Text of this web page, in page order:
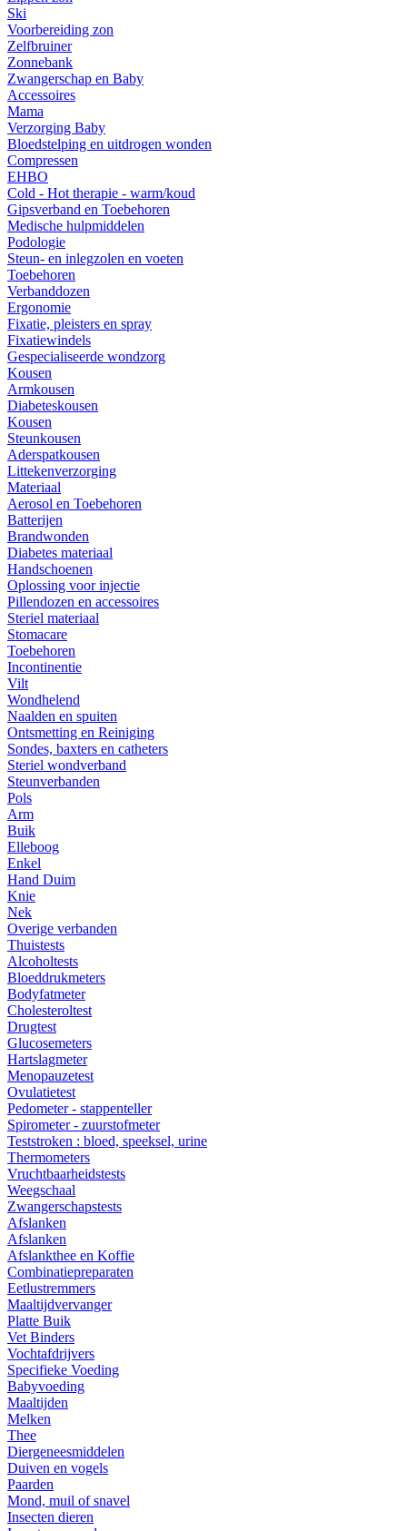
Ski
Voorbereiding zon
Zelfbruiner
Zonnebank
Zwangerschap en Baby
Accessoires
Mama
Verzorging Baby
Bloedstelping en uitdrogen wonden
Compressen
EHBO
Cold - Hot therapie - warm/koud
Gipsverband en Toebehoren
Medische hulpmiddelen
Podologie
Steun- en inlegzolen en voeten
Toebehoren
Verbanddozen
Ergonomie
Fixatie, pleisters en spray
Fixatiewindels
Gespecialiseerde wondzorg
Kousen
Armkousen
Diabeteskousen
Kousen
Steunkousen
Aderspatkousen
Littekenverzorging
Materiaal
Aerosol en Toebehoren
Batterijen
Brandwonden
Diabetes materiaal
Handschoenen
Oplossing voor injectie
Pillendozen en accessoires
Steriel materiaal
Stomacare
Toebehoren
Incontinentie
Vilt
Wondhelend
Naalden en spuiten
Ontsmetting en Reiniging
Sondes, baxters en catheters
Steriel wondverband
Steunverbanden
Pols
Arm
Buik
Elleboog
Enkel
Hand Duim
Knie
Nek
Overige verbanden
Thuistests
Alcoholtests
Bloeddrukmeters
Bodyfatmeter
Cholesteroltest
Drugtest
Glucosemeters
Hartslagmeter
Menopauzetest
Ovulatietest
Pedometer - stappenteller
Spirometer - zuurstofmeter
Teststroken : bloed, speeksel, urine
Thermometers
Vruchtbaarheidstests
Weegschaal
Zwangerschapstests
Afslanken
Afslanken
Afslankthee en Koffie
Combinatiepreparaten
Eetlustremmers
Maaltijdvervanger
Platte Buik
Vet Binders
Vochtafdrijvers
Specifieke Voeding
Babyvoeding
Maaltijden
Melken
Thee
Diergeneesmiddelen
Duiven en vogels
Paarden
Mond, muil of snavel
Insecten dieren